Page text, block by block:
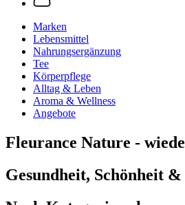
Marken
Lebensmittel
Nahrungsergänzung
Tee
Körperpflege
Alltag & Leben
Aroma & Wellness
Angebote
Fleurance Nature -
Gesundheit, Schönheit